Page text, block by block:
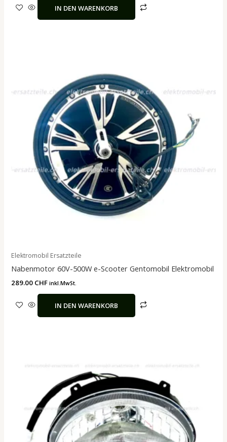
IN DEN WARENKORB
Elektromobil Ersatzteile
Nabenmotor 60V-500W e-Scooter Gentomobil Elektromobil
289.00 CHF inkl.MwSt.
IN DEN WARENKORB